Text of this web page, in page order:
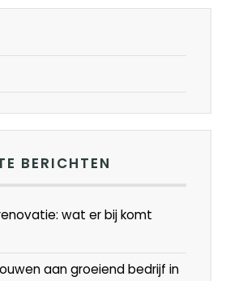
BERICHTEN
wat er bij komt
aan groeiend bedrijf in